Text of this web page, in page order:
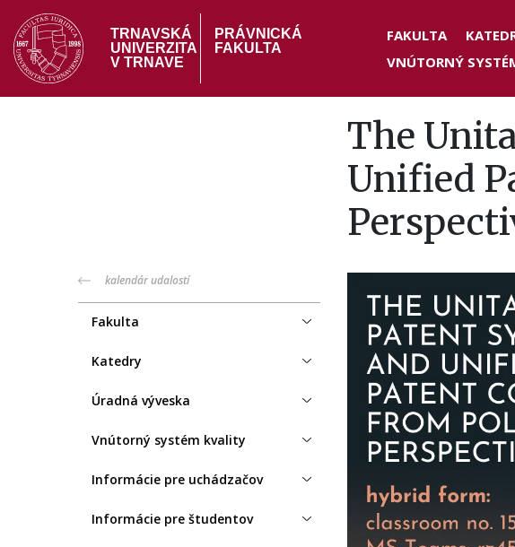
Skočiť
na
hlavný
obsah
TRNAVSKÁ
UNIVERZITA
V TRNAVE
PRÁVNICKÁ
FAKULTA
Header
menu
FAKULTA
VNÚTORNÝ
The
Unified
PF
menu
kalendár udalostí
Fakulta
Katedry
Úradná výveska
Vnútorný systém kvality
Informácie pre uchádzačov
Informácie pre študentov